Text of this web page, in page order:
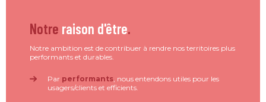
Notre raison d'être.
Notre ambition est de contribuer à rendre nos territoires plus
performants et durables.
Par performants, nous entendons utiles pour les
usagers/clients et efficients.